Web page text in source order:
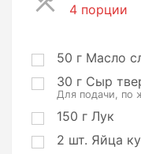
4 порции
ц
и
50 г Масло
30 г Сыр
Для подачи, по
150 г Лук
2 шт. Яйца